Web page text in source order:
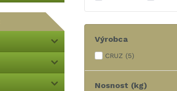
Výrobca
CRUZ (5)
Nosnost (kg)